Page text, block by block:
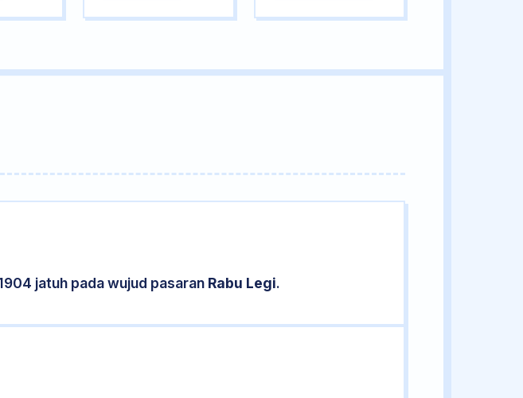
jatuh pada wujud pasaran Rabu Legi.